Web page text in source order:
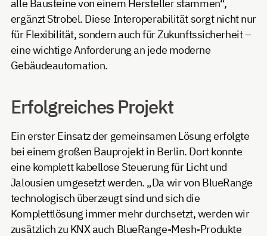
alle Bausteine von einem Hersteller stammen“,
ergänzt Strobel. Diese Interoperabilität sorgt nicht nur
für Flexibilität, sondern auch für Zukunftssicherheit –
eine wichtige Anforderung an jede moderne
Gebäudeautomation.
Erfolgreiches Projekt
Ein erster Einsatz der gemeinsamen Lösung erfolgte
bei einem großen Bauprojekt in Berlin. Dort konnte
eine komplett kabellose Steuerung für Licht und
Jalousien umgesetzt werden. „Da wir von BlueRange
technologisch überzeugt sind und sich die
Komplettlösung immer mehr durchsetzt, werden wir
zusätzlich zu KNX auch BlueRange-Mesh-Produkte